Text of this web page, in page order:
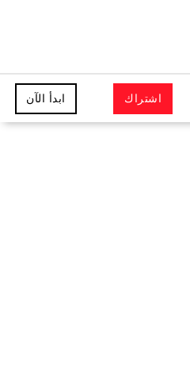
اشتراك ابدأ الآن